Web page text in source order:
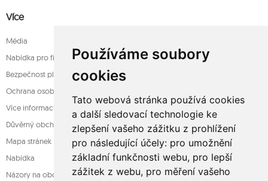
Používáme soubory
cookies
Tato webová stránka používá cookies
a další sledovací technologie ke
zlepšení vašeho zážitku z prohlížení
pro následující účely: pro umožnění
základní funkčnosti webu, pro lepší
zážitek z webu, pro měření vašeho
Více
Média
Nabídka pro firmy
Bezpečnost platba
Ochrana osobních údajů
Více informací o houpací sítě
Důvěrný obchod
Mapa stránek
Nabídka
Názory na obchod